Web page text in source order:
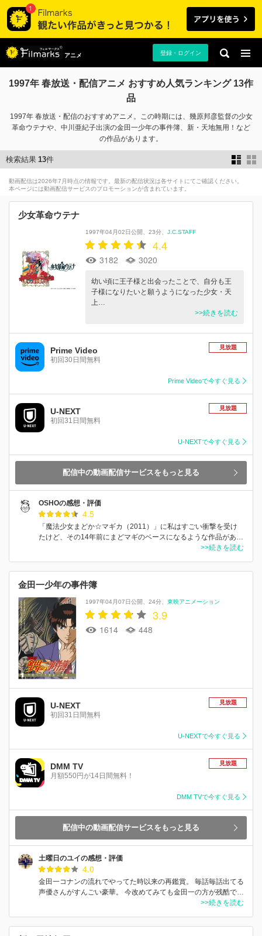
アニメ 登録・ログイン
1997年 春放送・配信アニメ おすすめ人気ランキング 13作
品
1997年 春放送・配信のおすすめアニメ。この時期には、幾原邦彦監督の少女
革命ウテナや、中川亜紀子出演の金田一少年の事件簿、新・天地無用！など
の作品があります。
検索結果 13件
動画配信は2026年7月時点の情報です。最新の配信状況は各サイトにてご確認ください。
本ページには動画配信サービスのプロモーションが含まれています。
少女革命ウテナ
1997年04月02日公開 23分 J.C.STAFF
4.4
3182 3020
幼い頃に王子様と出会ったことで、自分も王
子様になりたいと願うようになった少女・天
上…
>>続きを読む
Prime Video
初回30日間無料
見放題
Prime Videoで今すぐ見る
U-NEXT
初回31日間無料
見放題
U-NEXTで今すぐ見る
配信中の動画配信サービスをもっと見る
OSHOの感想・評価
4.5
「魔法少女まどか☆マギカ（2011）」に私はすごい衝撃を受け
たけど、その14年前にまどマギのベースになるような作品があ…
>>続きを読む
金田一少年の事件簿
1997年04月07日公開 24分 東映アニメーション
3.9
1614 448
U-NEXT
初回31日間無料
見放題
U-NEXTで今すぐ見る
DMM TV
月額550円が14日間無料！
見放題
DMM TVで今すぐ見る
配信中の動画配信サービスをもっと見る
土曜日のユイの感想・評価
4.0
金田一コナンの流れでやってた時以来の再鑑賞。 毎話毎話出てる
声優さんがすんごい豪華。 今改めてみても金田一の方が残酷で…
>>続きを読む